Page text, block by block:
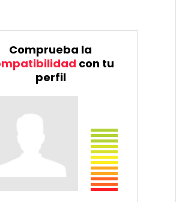
Comprueba la
con tu
perfil